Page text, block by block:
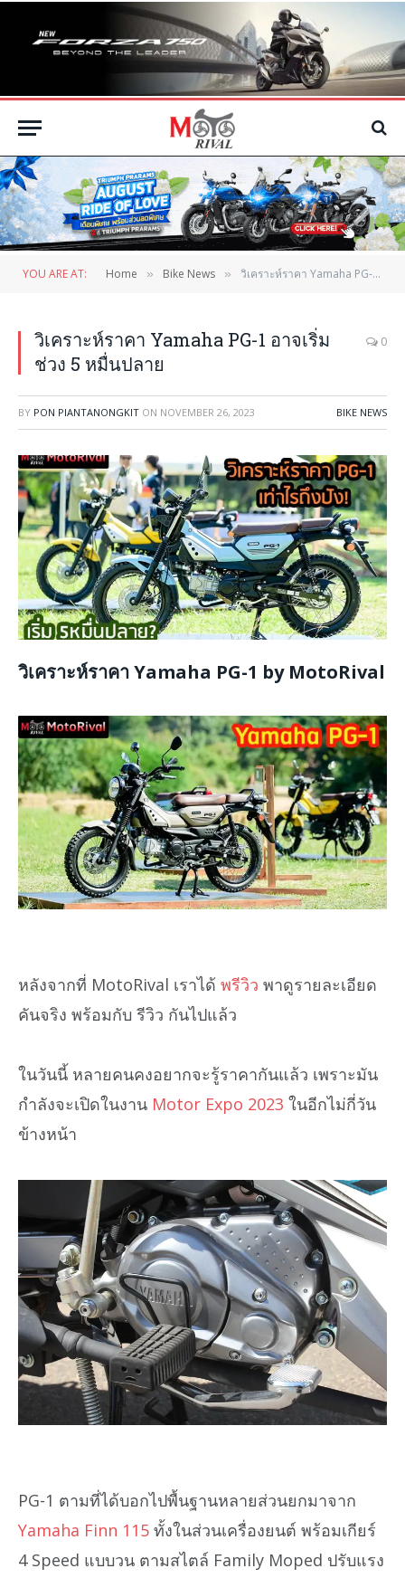
YOU ARE AT: Home » Bike News » วิเคราะห์ราคา Yamaha PG-1 อาจเริ่มช่วง 5 หมื่นปลาย
วิเคราะห์ราคา Yamaha PG-1 อาจเริ่ม
ช่วง 5 หมื่นปลาย
0
BY PON PIANTANONGKIT ON NOVEMBER 26, 2023 BIKE NEWS
วิเคราะห์ราคา Yamaha PG-1 by MotoRival
หลังจากที่ MotoRival เราได้ พรีวิว พาดูรายละเอียด
คันจริง พร้อมกับ รีวิว กันไปแล้ว
ในวันนี้ หลายคนคงอยากจะรู้ราคากันแล้ว เพราะมัน
กำลังจะเปิดในงาน Motor Expo 2023 ในอีกไม่กี่วัน
ข้างหน้า
PG-1 ตามที่ได้บอกไปพื้นฐานหลายส่วนยกมาจาก
Yamaha Finn 115 ทั้งในส่วนเครื่องยนต์ พร้อมเกียร์
4 Speed แบบวน ตามสไตล์ Family Moped ปรับแรง